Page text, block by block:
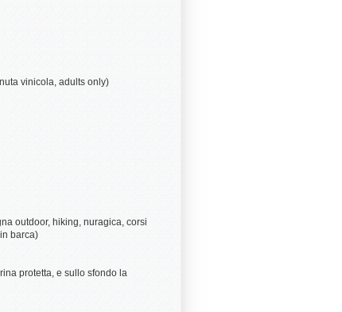
vinicola, adults only)
outdoor, hiking, nuragica, corsi
barca)
protetta, e sullo sfondo la